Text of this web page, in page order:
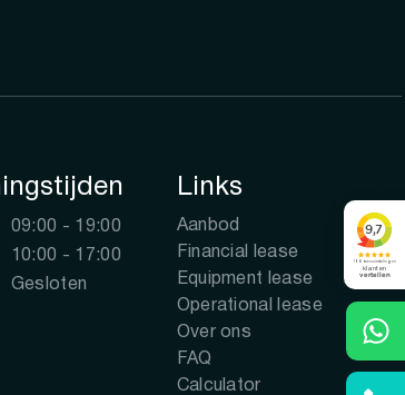
09:00 - 19:00
10:00 - 17:00
Gesloten
Links
Aanbod
Financial lease
Equipment lease
Operational lease
Over ons
FAQ
Calculator